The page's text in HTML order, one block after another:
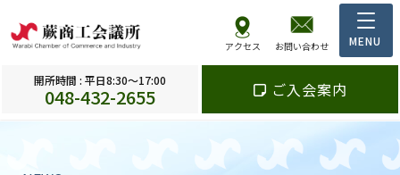
アクセス お問い合わせ
開所時間 : 平日8:30～17:00
048-432-2655 ご入会案内